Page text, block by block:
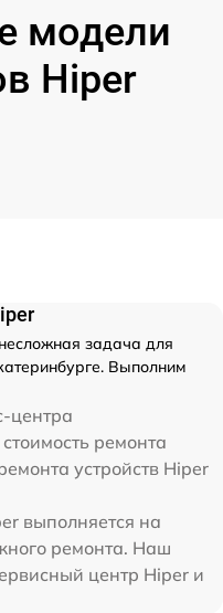
модели
Hiper
задача для
Выполним
центра
ремонта
устройств Hiper
выполняется на
ремонта. Наш
центр Hiper и